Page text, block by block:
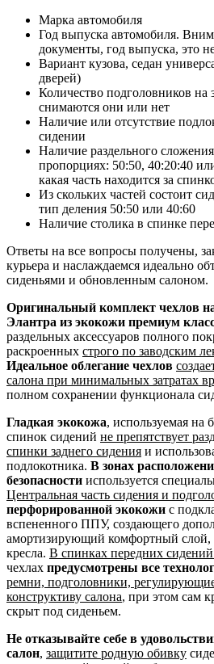
Марка автомобиля
Год выпуска автомобиля.
документы, год выпуска, это
Вариант кузова, седан
дверей)
Количество подголовников на
снимаются они или нет
Наличие или отсутствие
сидении
Наличие раздельного
пропорциях: 50:50, 40:20:40
какая часть находится за
Из скольких частей состоит
тип деления 50:50 или 40:60
Наличие столика в спинке
Ответы на все вопросы получены,
курьера и наслаждаемся идеально
сиденьями и обновленным салоном.
Оригинальный комплект чехлов
Элантра из экокожи премиум
раздельных аксессуаров полного
раскроенных строго по заводским
Идеальное облегание чехлов
салона при минимальных затратах
полном сохранении функционала
Гладкая экокожа, используемая на
спинок сидений не препятствует
спинки заднего сидения и
подлокотника. В зонах
безопасности используется
Центральная часть сидения и
перфорированной экокожи с
вспененного ППУ, создающего
амортизирующий комфортный
кресла. В спинках передних
чехлах предусмотрены все
ремни, подголовники,
конструктиву салона, при этом сам
скрыт под сиденьем.
Не отказывайте себе в
салон, защитите родную обивку